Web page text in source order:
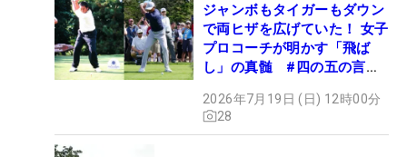
ジャンボもタイガーもダウン
で両ヒザを広げていた！ 女子
プロコーチが明かす「飛ば
し」の真髄 #四の五の言わ
2026年7月19日 (日) 12時00分
28